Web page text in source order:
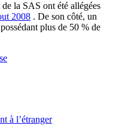
la SAS ont été allégées
2008 . De son côté, un
plus de 50 % de
à l’étranger